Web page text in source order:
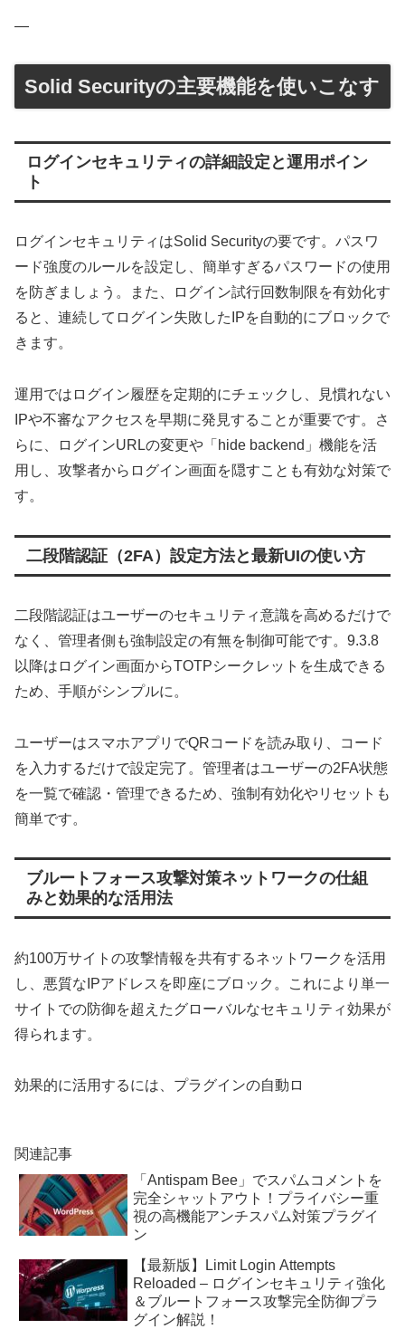
—
Solid Securityの主要機能を使いこなす
ログインセキュリティの詳細設定と運用ポイン
ト
ログインセキュリティはSolid Securityの要です。パスワ
ード強度のルールを設定し、簡単すぎるパスワードの使用
を防ぎましょう。また、ログイン試行回数制限を有効化す
ると、連続してログイン失敗したIPを自動的にブロックで
きます。
運用ではログイン履歴を定期的にチェックし、見慣れない
IPや不審なアクセスを早期に発見することが重要です。さ
らに、ログインURLの変更や「hide backend」機能を活
用し、攻撃者からログイン画面を隠すことも有効な対策で
す。
二段階認証（2FA）設定方法と最新UIの使い方
二段階認証はユーザーのセキュリティ意識を高めるだけで
なく、管理者側も強制設定の有無を制御可能です。9.3.8
以降はログイン画面からTOTPシークレットを生成できる
ため、手順がシンプルに。
ユーザーはスマホアプリでQRコードを読み取り、コード
を入力するだけで設定完了。管理者はユーザーの2FA状態
を一覧で確認・管理できるため、強制有効化やリセットも
簡単です。
ブルートフォース攻撃対策ネットワークの仕組
みと効果的な活用法
約100万サイトの攻撃情報を共有するネットワークを活用
し、悪質なIPアドレスを即座にブロック。これにより単一
サイトでの防御を超えたグローバルなセキュリティ効果が
得られます。
効果的に活用するには、プラグインの自動ロ
関連記事
「Antispam Bee」でスパムコメントを
完全シャットアウト！プライバシー重
視の高機能アンチスパム対策プラグイ
ン
【最新版】Limit Login Attempts
Reloaded – ログインセキュリティ強化
＆ブルートフォース攻撃完全防御プラ
グイン解説！